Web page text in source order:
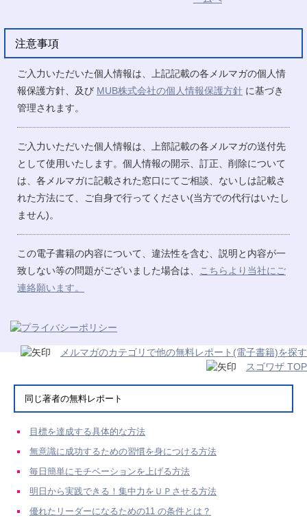
注意事項
ご入力いただいた個人情報は、上記記載の各メルマガの個人情
報保護方針、及び MUB株式会社の個人情報保護方針 に基づき
管理されます。
ご入力いただいた個人情報は、上部記載の各メルマガの送付先
として使用いたします。個人情報の開示、訂正、削除について
は、各メルマガに記載された窓口にてご相談、ないしは記載さ
れた方法にて、ご自身で行ってください(当方での代行はいたし
ません)。
この電子書籍の内容について、違法性を含む、説明と内容が一
致しない等の問題がございました場合は、
こちらより当社にご
連絡願います。
メルマガのカテゴリで他の無料レポート(電子書籍)を探す
スゴワザ TOP
同じ著者の無料レポート
目標を達成する具体的な方法
無意識に成功するための習慣を身につける方法
毎日簡単にモチベーションを上げる方法
明日から実践できる！集中力をＵＰさせる方法
優れたリーダーになるための11 の条件とは？